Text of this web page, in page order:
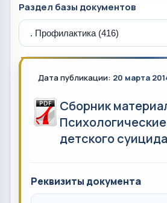
Раздел базы документов
Дата публикации: 20 марта
Сборник
детского суицида
Реквизиты документа